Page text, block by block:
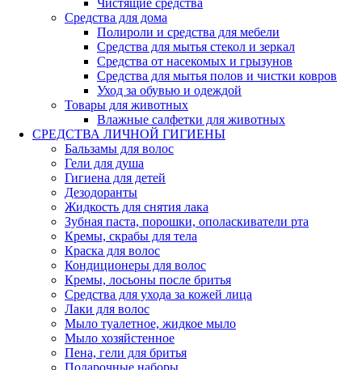
Чистящие средства
Средства для дома
Полироли и средства для мебели
Средства для мытья стекол и зеркал
Средства от насекомых и грызунов
Средства для мытья полов и чистки ковров
Уход за обувью и одеждой
Товары для животных
Влажные салфетки для животных
СРЕДСТВА ЛИЧНОЙ ГИГИЕНЫ
Бальзамы для волос
Гели для душа
Гигиена для детей
Дезодоранты
Жидкость для снятия лака
Зубная паста, порошки, ополаскиватели рта
Кремы, скрабы для тела
Краска для волос
Кондиционеры для волос
Кремы, лосьоны после бритья
Средства для ухода за кожей лица
Лаки для волос
Мыло туалетное, жидкое мыло
Мыло хозяйстенное
Пена, гели для бритья
Подарочные наборы